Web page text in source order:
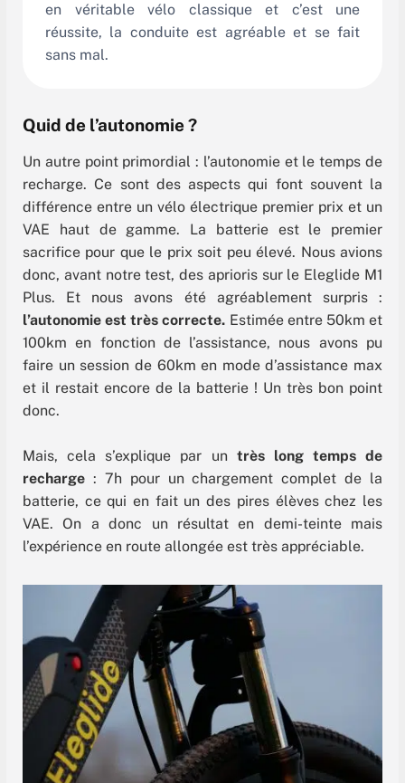
en véritable vélo classique et c’est une
réussite, la conduite est agréable et se fait
sans mal.
Quid de l’autonomie ?
Un autre point primordial : l’autonomie et le temps de
recharge. Ce sont des aspects qui font souvent la
différence entre un vélo électrique premier prix et un
VAE haut de gamme. La batterie est le premier
sacrifice pour que le prix soit peu élevé. Nous avions
donc, avant notre test, des aprioris sur le Eleglide M1
Plus. Et nous avons été agréablement surpris :
l’autonomie est très correcte. Estimée entre 50km et
100km en fonction de l’assistance, nous avons pu
faire un session de 60km en mode d’assistance max
et il restait encore de la batterie ! Un très bon point
donc.
Mais, cela s’explique par un très long temps de
recharge : 7h pour un chargement complet de la
batterie, ce qui en fait un des pires élèves chez les
VAE. On a donc un résultat en demi-teinte mais
l’expérience en route allongée est très appréciable.